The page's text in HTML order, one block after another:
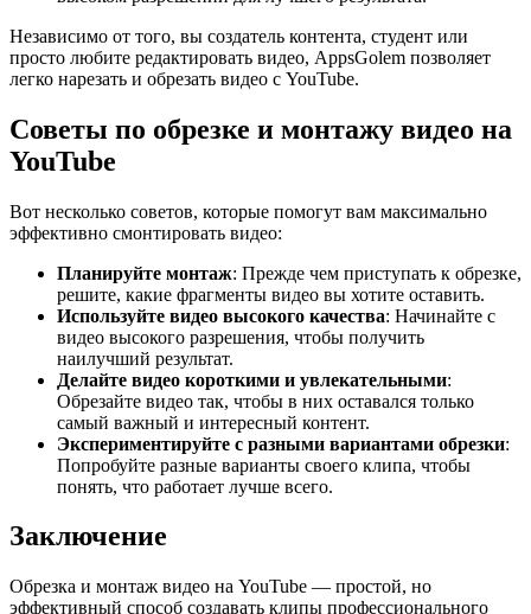
Независимо от того, вы создатель контента, студент или
просто любите редактировать видео, AppsGolem позволяет
легко нарезать и обрезать видео с YouTube.
Советы по обрезке и монтажу видео на
YouTube
Вот несколько советов, которые помогут вам максимально
эффективно смонтировать видео:
Планируйте монтаж: Прежде чем приступать к обрезке,
решите, какие фрагменты видео вы хотите оставить.
Используйте видео высокого качества: Начинайте с
видео высокого разрешения, чтобы получить
наилучший результат.
Делайте видео короткими и увлекательными:
Обрезайте видео так, чтобы в них оставался только
самый важный и интересный контент.
Экспериментируйте с разными вариантами обрезки:
Попробуйте разные варианты своего клипа, чтобы
понять, что работает лучше всего.
Заключение
Обрезка и монтаж видео на YouTube — простой, но
эффективный способ создавать клипы профессионального